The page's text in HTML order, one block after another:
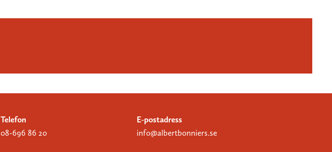
Telefon
08-696 86 20
E-postadress
info@albertbonniers.se